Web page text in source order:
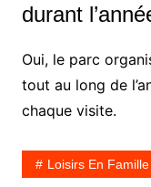
durant
Oui, le parc
tout au long de
chaque visite.
Loisirs En Famille